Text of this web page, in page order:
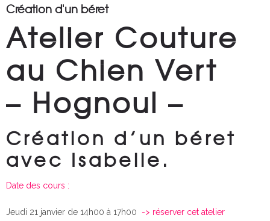
Création d'un béret
Atelier Couture
au Chien Vert
– Hognoul –
Création d’un béret
avec Isabelle.
Date des cours :
Jeudi 21 janvier de 14h00 à 17h00
-> réserver cet atelier